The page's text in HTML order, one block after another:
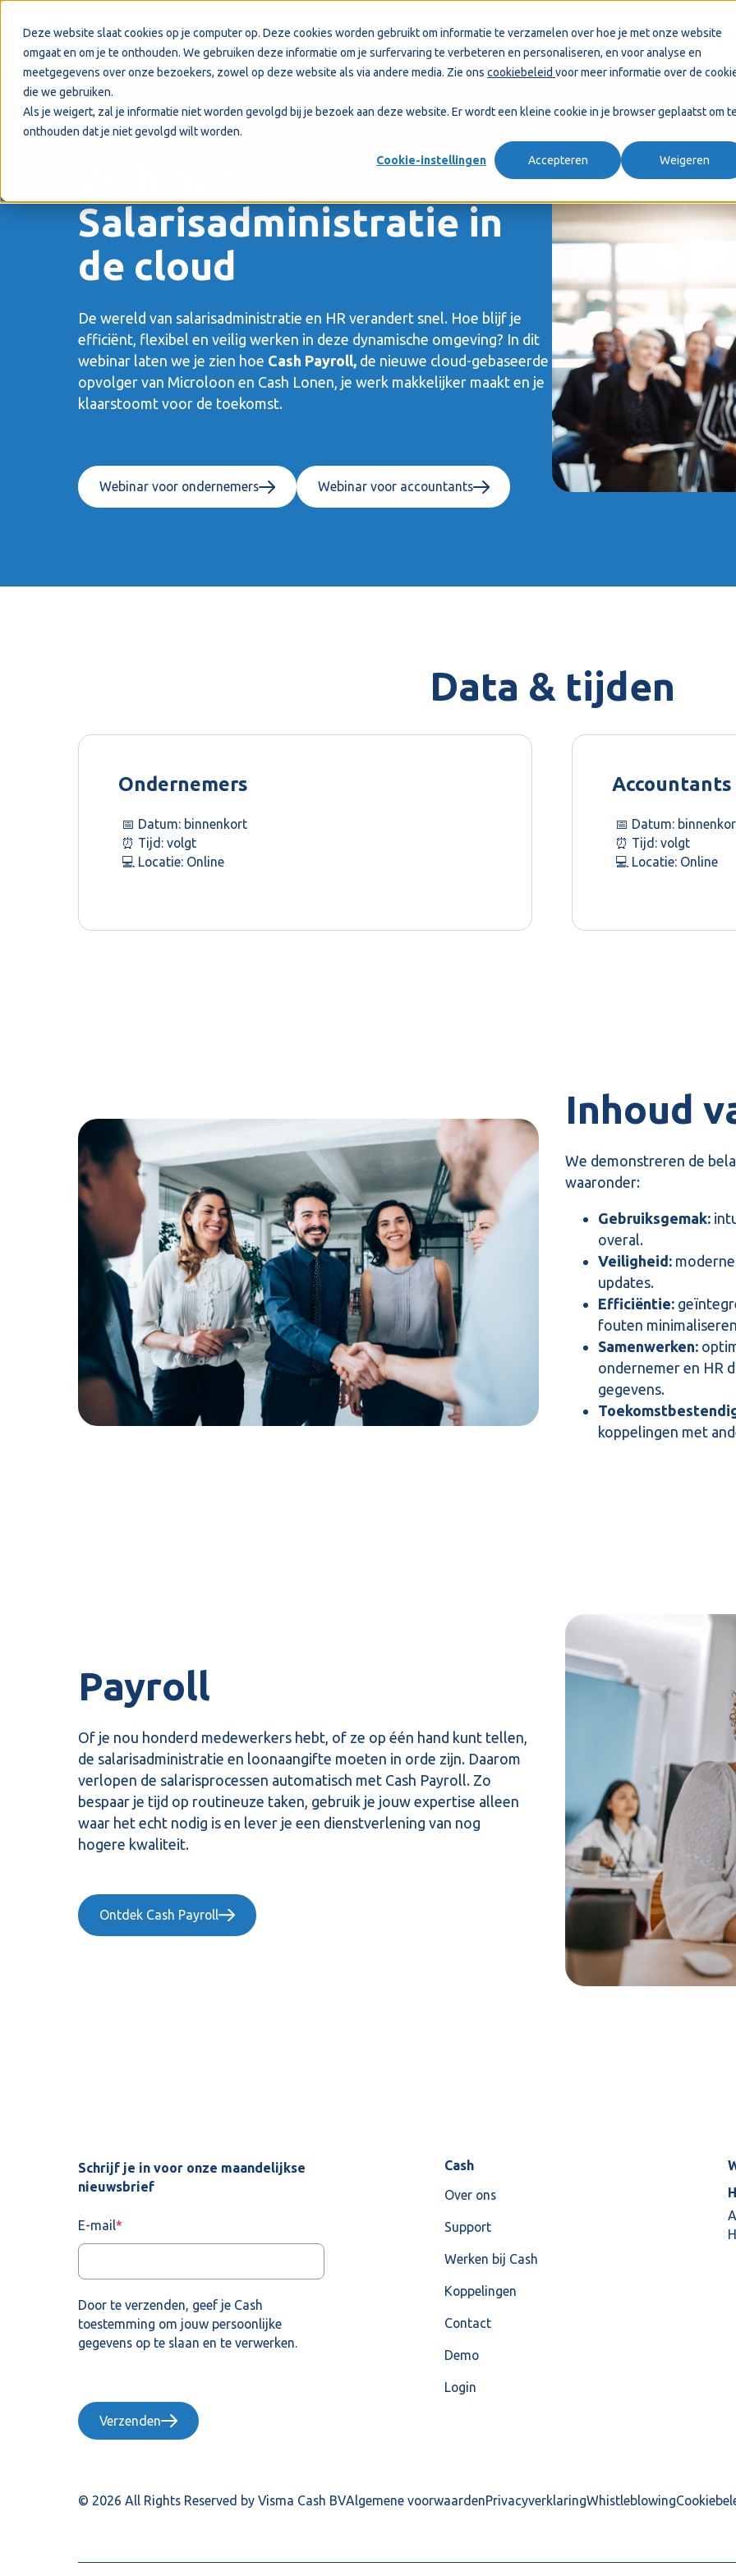
Deze website slaat cookies op je computer op. Deze cookies worden gebruikt om informatie te verzamelen over hoe je met onze website
omgaat en om je te onthouden. We gebruiken deze informatie om je surfervaring te verbeteren en personaliseren, en voor analyse en
meetgegevens over onze bezoekers, zowel op deze website als via andere media. Zie ons cookiebeleid voor meer informatie over de
die we gebruiken.
Als je weigert, zal je informatie niet worden gevolgd bij je bezoek aan deze website. Er wordt een kleine cookie in je browser geplaatst om
onthouden dat je niet gevolgd wilt worden.
Cookie-instellingen Accepteren Weigeren
Accountants
Salarisadministratie in
de cloud
De wereld van salarisadministratie en HR verandert snel. Hoe blijf je
efficiënt, flexibel en veilig werken in deze dynamische omgeving? In dit
webinar laten we je zien hoe Cash Payroll, de nieuwe cloud-gebaseerde
opvolger van Microloon en Cash Lonen, je werk makkelijker maakt en je
klaarstoomt voor de toekomst.
Webinar voor ondernemers Webinar voor accountants
Data & tijden
Ondernemers
📅 Datum: binnenkort
⏰ Tijd: volgt
💻 Locatie: Online
Accountants
📅 Datum:
⏰ Tijd: volgt
💻 Locatie: Online
Inhoud
We demonstreren de
waaronder:
Gebruiksgemak:
overal.
Veiligheid:
updates.
Efficiëntie:
fouten
Samenwerken:
ondernemer en HR
gegevens.
koppelingen met
Payroll
Of je nou honderd medewerkers hebt, of ze op één hand kunt tellen,
de salarisadministratie en loonaangifte moeten in orde zijn. Daarom
verlopen de salarisprocessen automatisch met Cash Payroll. Zo
bespaar je tijd op routineuze taken, gebruik je jouw expertise alleen
waar het echt nodig is en lever je een dienstverlening van nog
hogere kwaliteit.
Ontdek Cash Payroll
Schrijf je in voor onze maandelijkse
nieuwsbrief
E-mail*
Door te verzenden, geef je Cash
toestemming om jouw persoonlijke
gegevens op te slaan en te verwerken.
Verzenden
Cash
Over ons
Support
Werken bij Cash
Koppelingen
Contact
Demo
Login
© 2026 All Rights Reserved by Visma Cash BVAlgemene voorwaardenPrivacyverklaringWhistleblowing